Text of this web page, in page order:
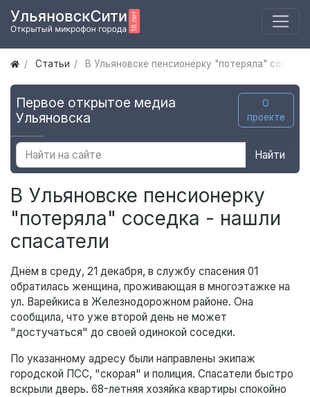
Статьи В Ульяновске пенсионерку "потеряла"
Первое открытое медиа
Ульяновска
О
проекте
Найти
В Ульяновске пенсионерку
"потеряла" соседка - нашли
спасатели
Днём в среду, 21 декабря, в службу спасения 01
обратилась женщина, проживающая в многоэтажке на
ул. Варейкиса в Железнодорожном районе. Она
сообщила, что уже второй день не может
"достучаться" до своей одинокой соседки.
По указанному адресу были направлены экипаж
городской ПСС, "скорая" и полиция. Спасатели быстро
вскрыли дверь. 68-летняя хозяйка квартиры спокойно